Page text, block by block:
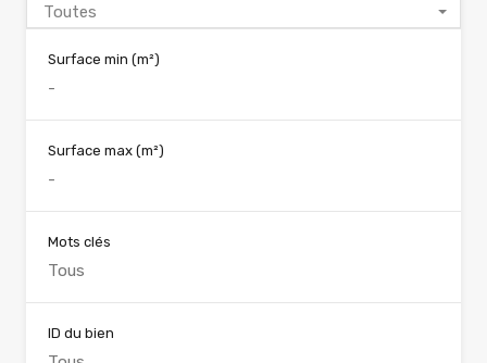
Toutes
Surface min (m²)
Surface max (m²)
Mots clés
ID du bien